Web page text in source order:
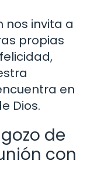
nos invita a
propias
en
Dios.
de
con